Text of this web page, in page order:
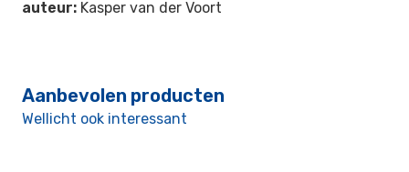
auteur: Kasper van der Voort
Aanbevolen producten
Wellicht ook interessant